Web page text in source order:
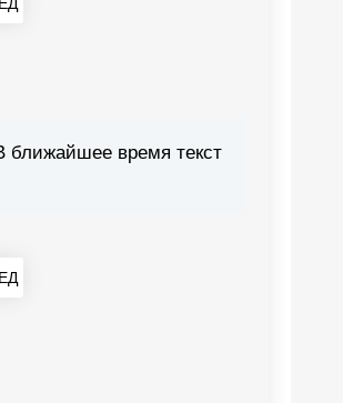
ближайшее время текст